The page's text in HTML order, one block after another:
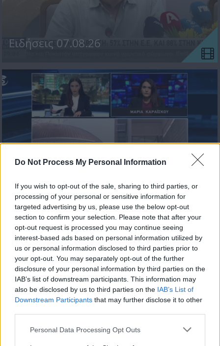
Do Not Process My Personal Information
If you wish to opt-out of the sale, sharing to third parties, or
processing of your personal or sensitive information for
targeted advertising by us, please use the below opt-out
section to confirm your selection. Please note that after your
opt-out request is processed you may continue seeing
interest-based ads based on personal information utilized by
us or personal information disclosed to third parties prior to
your opt-out. You may separately opt-out of the further
disclosure of your personal information by third parties on the
IAB’s list of downstream participants. This information may
also be disclosed by us to third parties on the IAB’s List of
Downstream Participants that may further disclose it to other
Personal Data Processing Opt Outs
Ειδήσεις 07.08.26
Ειδήσεις 06.08.26
Ειδήσεις 05.08.26